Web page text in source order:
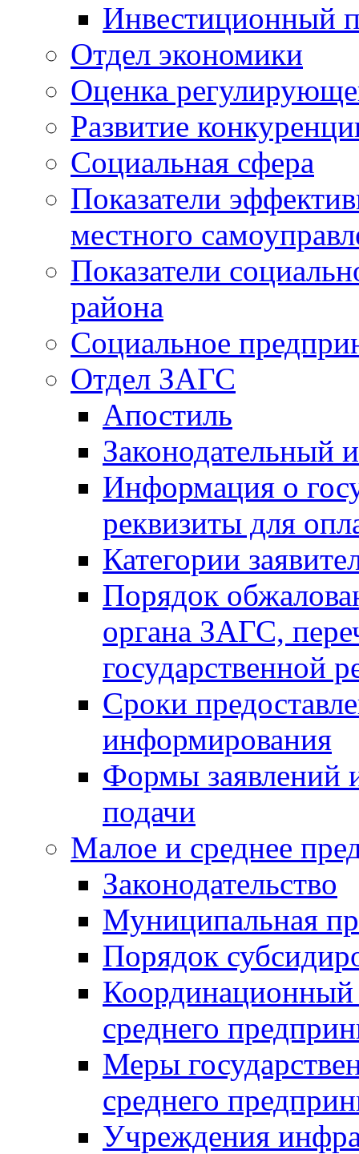
Инвестиционный
Отдел экономики
Оценка
Развитие
Социальная сфера
Показатели
местного
Показатели
района
Социальное
Отдел ЗАГС
Апостиль
Законодательный
Информация о
реквизиты для
Категории
Порядок
органа ЗАГС,
государственной
Сроки
информирования
Формы заявлений
подачи
Малое и среднее
Законодательство
Муниципальная
Порядок
Координационный
среднего
Меры
среднего
Учреждения